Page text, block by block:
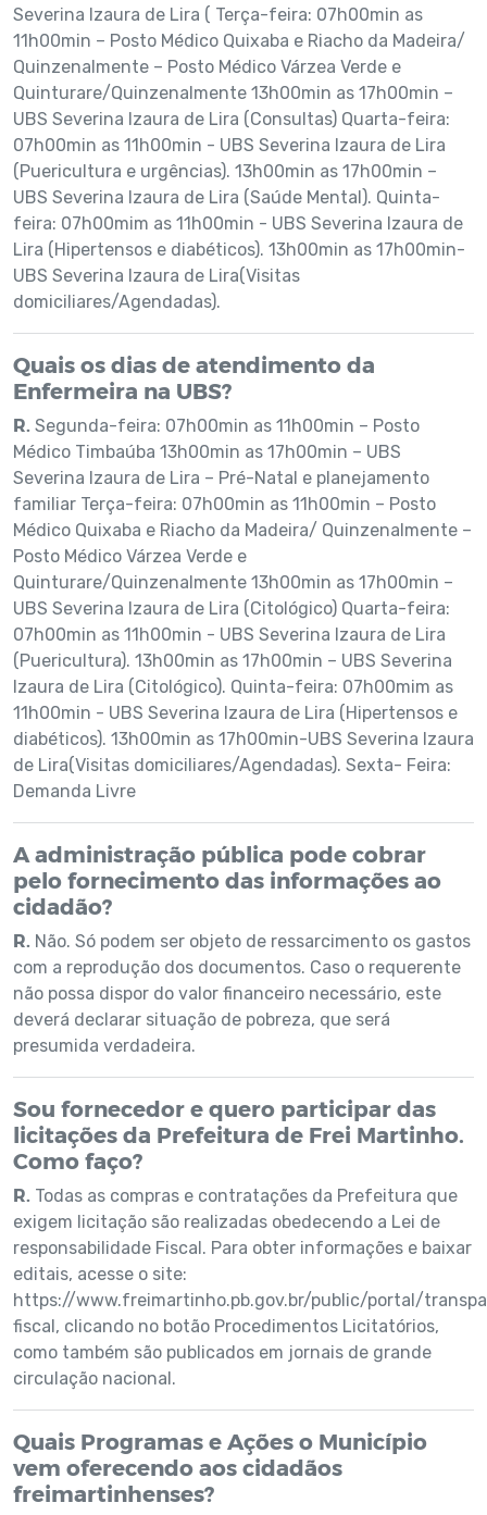
Severina Izaura de Lira ( Terça-feira: 07h00min as
11h00min – Posto Médico Quixaba e Riacho da Madeira/
Quinzenalmente – Posto Médico Várzea Verde e
Quinturare/Quinzenalmente 13h00min as 17h00min –
UBS Severina Izaura de Lira (Consultas) Quarta-feira:
07h00min as 11h00min - UBS Severina Izaura de Lira
(Puericultura e urgências). 13h00min as 17h00min –
UBS Severina Izaura de Lira (Saúde Mental). Quinta-
feira: 07h00mim as 11h00min - UBS Severina Izaura de
Lira (Hipertensos e diabéticos). 13h00min as 17h00min-
UBS Severina Izaura de Lira(Visitas
domiciliares/Agendadas).
Quais os dias de atendimento da
Enfermeira na UBS?
R. Segunda-feira: 07h00min as 11h00min – Posto
Médico Timbaúba 13h00min as 17h00min – UBS
Severina Izaura de Lira – Pré-Natal e planejamento
familiar Terça-feira: 07h00min as 11h00min – Posto
Médico Quixaba e Riacho da Madeira/ Quinzenalmente –
Posto Médico Várzea Verde e
Quinturare/Quinzenalmente 13h00min as 17h00min –
UBS Severina Izaura de Lira (Citológico) Quarta-feira:
07h00min as 11h00min - UBS Severina Izaura de Lira
(Puericultura). 13h00min as 17h00min – UBS Severina
Izaura de Lira (Citológico). Quinta-feira: 07h00mim as
11h00min - UBS Severina Izaura de Lira (Hipertensos e
diabéticos). 13h00min as 17h00min-UBS Severina Izaura
de Lira(Visitas domiciliares/Agendadas). Sexta- Feira:
Demanda Livre
A administração pública pode cobrar
pelo fornecimento das informações ao
cidadão?
R. Não. Só podem ser objeto de ressarcimento os gastos
com a reprodução dos documentos. Caso o requerente
não possa dispor do valor financeiro necessário, este
deverá declarar situação de pobreza, que será
presumida verdadeira.
Sou fornecedor e quero participar das
licitações da Prefeitura de Frei Martinho.
Como faço?
R. Todas as compras e contratações da Prefeitura que
exigem licitação são realizadas obedecendo a Lei de
responsabilidade Fiscal. Para obter informações e baixar
editais, acesse o site:
https://www.freimartinho.pb.gov.br/public/portal/
fiscal, clicando no botão Procedimentos Licitatórios,
como também são publicados em jornais de grande
circulação nacional.
Quais Programas e Ações o Município
vem oferecendo aos cidadãos
freimartinhenses?